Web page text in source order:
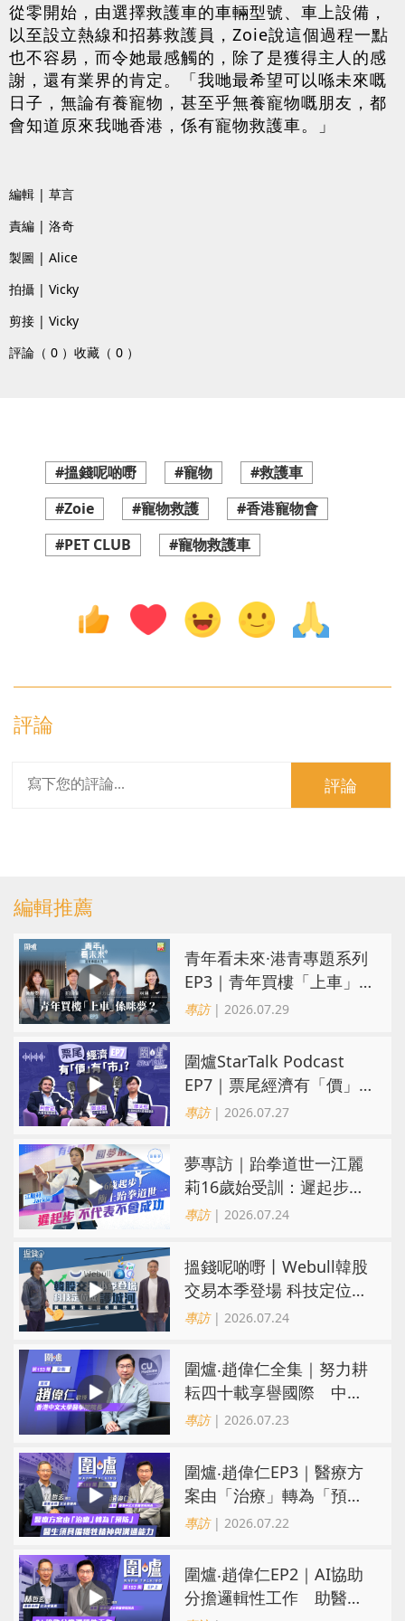
從零開始，由選擇救護車的車輛型號、車上設備，
以至設立熱線和招募救護員，Zoie說這個過程一點
也不容易，而令她最感觸的，除了是獲得主人的感
謝，還有業界的肯定。「我哋最希望可以喺未來嘅
日子，無論有養寵物，甚至乎無養寵物嘅朋友，都
會知道原來我哋香港，係有寵物救護車。」
編輯 | 草言
責編 | 洛奇
製圖 | Alice
拍攝 | Vicky
剪接 | Vicky
評論（ 0 ） 收藏（ 0 ）
#搵錢呢啲嘢 #寵物
#救護車
#Zoie
#寵物救護
#香港寵物會
#PET CLUB
#寵物救護車
評論
評論
編輯推薦
青年看未來·港青專題系列
EP3｜青年買樓「上車」
係咪夢？ 觀念改變居住選
專訪| 2026.07.29
圍爐StarTalk Podcast
EP7｜票尾經濟有「價」
有「市」？「短期流量」
專訪| 2026.07.27
夢專訪｜跆拳道世一江麗
莉16歲始受訓：遲起步不
代表不會成功
專訪| 2026.07.24
搵錢呢啲嘢丨Webull韓股
交易本季登場 科技定位成
護城河 冀登港互聯網券商
專訪| 2026.07.24
圍爐‧趙偉仁全集｜努力耕
耘四十載享譽國際 中大
醫學院致力醫療創科造福
專訪| 2026.07.23
圍爐‧趙偉仁EP3｜醫療方
案由「治療」轉為「預
防」 醫生須具備犧牲精神
專訪| 2026.07.22
圍爐‧趙偉仁EP2｜AI協助
分擔邏輯性工作 助醫生